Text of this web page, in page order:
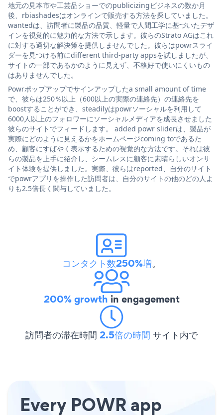
地元の見本市や工芸品ショーでのpublicizingビジネスの数か月
後、rbiashadesはオンラインで販売する方法を探していました。
wantedは、訪問者に製品の品質、軽量で人間工学に基づいたデザ
インを視覚的に魅力的な方法で示します。彼らのStrato AGはこれ
に対する適切な解決策を提供しませんでした。彼らはpowrスライ
ダーを見つける前にdifferent third-party appsを試しましたが、
サイトの一部であるかのように見えず、不格好で使いにくいもの
はありませんでした。
Powrポップアップでサインアップしたa small amount of time
で、彼らは250％以上（600以上の実際の連絡先）の連絡先を
boostすることができ、steadilyはpowrソーシャルを利用して
6000人以上のフォロワーにソーシャルメディアを成長させました
彼らのサイトでフィードします。 added powr sliderは、製品が
実際にどのように見えるかをホームページcoming toであるた
め、顧客にすばやく表示するための視覚的な方法です。それは彼
らの製品を上手に紹介し、シームレスに顧客に素晴らしいオンサ
イト体験を提供しました。実際、彼らはreported、自分のサイト
でpowrアプリを操作した訪問者は、自分のサイトの他のどの人よ
りも2.5倍長く関与していました。
コンタクト数250%増。
200% growth in engagement
訪問者の滞在時間 2.5倍の時間 サイト内で
Every POWR app